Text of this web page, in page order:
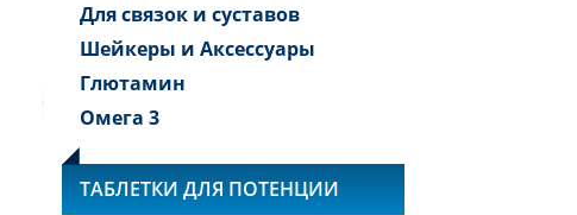
Для связок и суставов
Шейкеры и Аксессуары
Глютамин
Омега 3
ТАБЛЕТКИ ДЛЯ ПОТЕНЦИИ